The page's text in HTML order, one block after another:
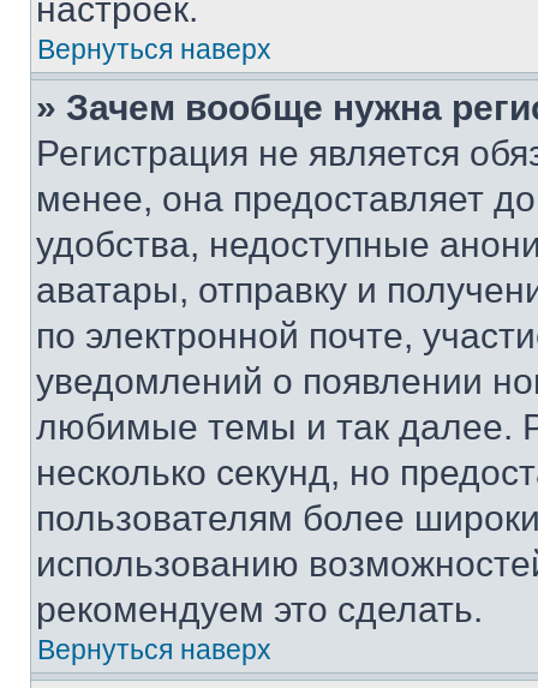
настроек.
Вернуться наверх
» Зачем вообще нужна
Регистрация не является
менее, она предоставляет
удобства, недоступные
аватары, отправку и
по электронной почте,
уведомлений о появлении
любимые темы и так далее.
несколько секунд, но
пользователям более
использованию
рекомендуем это сделать.
Вернуться наверх